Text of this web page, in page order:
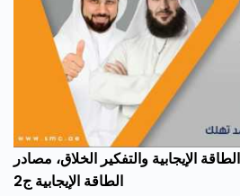
الإيجابية والتفكير الخلاق، مصادر
الطاقة الإيجابية ج2